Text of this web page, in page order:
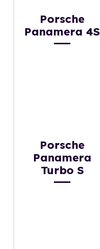
Porsche
Panamera 4S
Porsche
Panamera
Turbo S